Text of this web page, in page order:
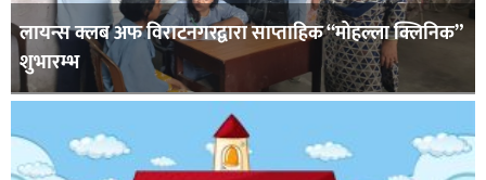
लायन्स क्लब अफ विराटनगरद्वारा साप्ताहिक “मोहल्ला क्लिनिक”
शुभारम्भ